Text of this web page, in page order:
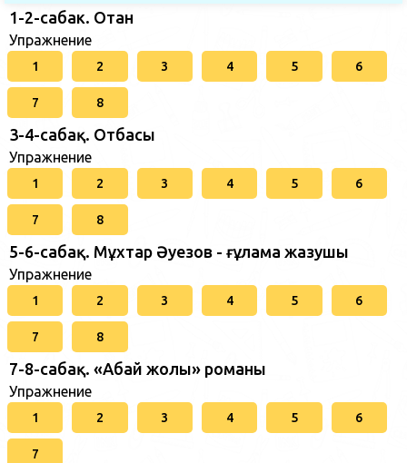
1-2-сабак. Отан
Упражнение
1 2 3 4 5 6
7 8
3-4-сабақ. Отбасы
Упражнение
1 2 3 4 5 6
7 8
5-6-сабақ. Мұхтар Әуезов - ғұлама жазушы
Упражнение
1 2 3 4 5 6
7 8
7-8-сабақ. «Абай жолы» романы
Упражнение
1 2 3 4 5 6
7